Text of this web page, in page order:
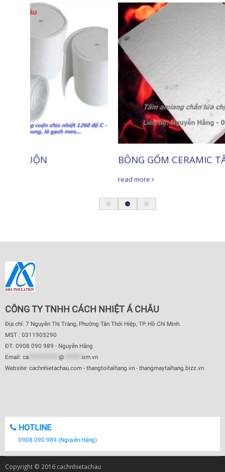
BÔNG GỐM CERAMIC TẤM
CÔNG TY TNHH CÁCH NHIỆT Á CHÂU
Địa chỉ: 7 Nguyễn Thị Tràng, Phường Tân Thới Hiệp, TP. Hồ Chí Minh.
MST : 0311903290
ĐT: 0908 090 989 - Nguyễn Hằng
Email: ca @
om.vn
Website: cachnhietachau.com - thangtoitaihang.vn - thangmaytaihang.bizz.vn
HOTLINE
0908 090 989 (Nguyễn Hằng)
Copyright © 2016 cachnhietachau